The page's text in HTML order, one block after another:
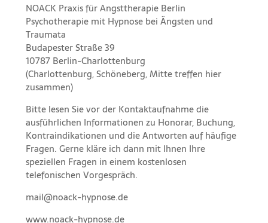
NOACK Praxis für Angsttherapie Berlin
Psychotherapie mit Hypnose bei Ängsten und
Traumata
Budapester Straße 39
10787 Berlin-Charlottenburg
(Charlottenburg, Schöneberg, Mitte treffen hier
zusammen)
Bitte lesen Sie vor der Kontaktaufnahmedie
ausführlichen Informationen zu Honorar, Buchung,
Kontraindikationen und dieAntworten auf häufige
Fragen. Gerne kläre ich dann mit Ihnen Ihre
speziellen Fragen in einem kostenlosen
telefonischen Vorgespräch.
mail@noack-hypnose.de
www.noack-hypnose.de